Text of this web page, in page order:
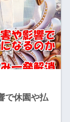
で休園や払